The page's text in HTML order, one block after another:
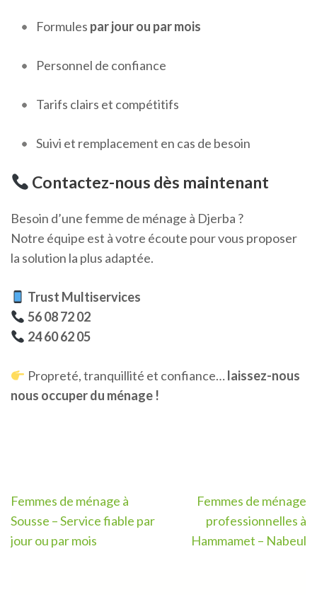
Formules par jour ou par mois
Personnel de confiance
Tarifs clairs et compétitifs
Suivi et remplacement en cas de besoin
Contactez-nous dès maintenant
Besoin d’une femme de ménage à Djerba ?
Notre équipe est à votre écoute pour vous proposer
la solution la plus adaptée.
Trust Multiservices
56 08 72 02
24 60 62 05
Propreté, tranquillité et confiance…laissez-nous
nous occuper du ménage !
Navigation
de
l’article
Femmes de ménage à
Sousse – Service fiable par
jour ou par mois
Femmes de ménage
professionnelles à
Hammamet – Nabeul